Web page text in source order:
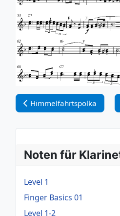
Vorheriger Beitrag:
Himmelfahrtspolka
Noten für
Level 1
Finger Basics 01
Level 1-2